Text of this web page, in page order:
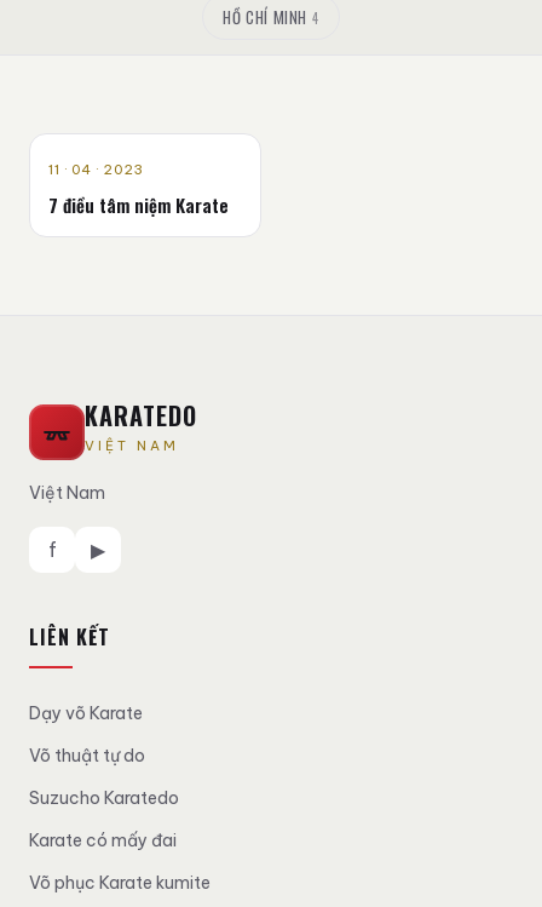
HỒ CHÍ MINH 4
LÝ THUYẾT
11 · 04 · 2023
7 điều tâm niệm Karate
KARATEDO
VIỆT NAM
Việt Nam
f ▶
LIÊN KẾT
Dạy võ Karate
Võ thuật tự do
Suzucho Karatedo
Karate có mấy đai
Võ phục Karate kumite